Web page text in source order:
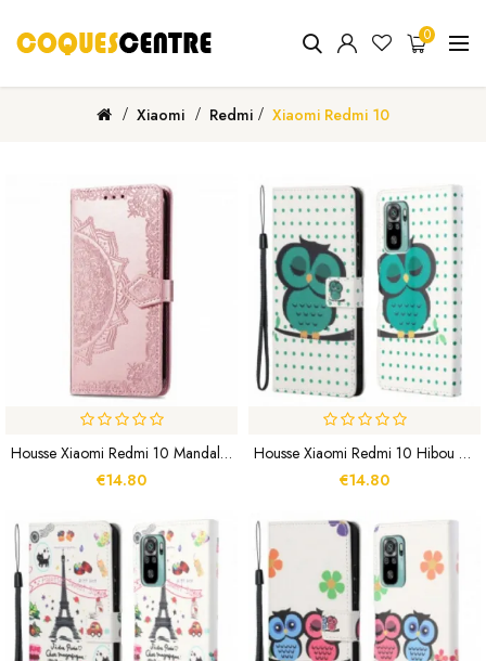
0
Xiaomi Redmi Xiaomi Redmi 10
Housse Xiaomi Redmi 10 Mandala Moyen Age
€14.80
Housse Xiaomi Redmi 10 Hibou Endormi À Lanière
€14.80